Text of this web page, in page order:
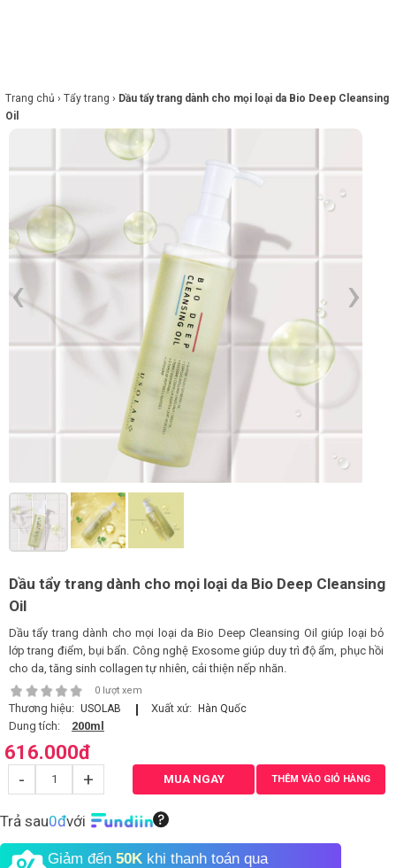
FEATURED BRAND
Shop All Brand A-
Z
Trang chủ › Tẩy trang › Dầu tẩy trang dành cho mọi loại da Bio Deep Cleansing
Oil
Dầu tẩy trang dành cho mọi loại da Bio Deep Cleansing
Oil
Dầu tẩy trang dành cho mọi loại da Bio Deep Cleansing Oil giúp loại bỏ
lớp trang điểm, bụi bẩn. Công nghệ Exosome giúp duy trì độ ẩm, phục hồi
cho da, tăng sinh collagen tự nhiên, cải thiện nếp nhăn.
0 lượt xem
Thương hiệu: USOLAB Xuất xứ: Hàn Quốc
Dung tích: 200ml
616.000đ
- + MUA NGAY THÊM VÀO GIỎ HÀNG
Trả sau0đvới
Giảm đến 50K khi thanh toán qua